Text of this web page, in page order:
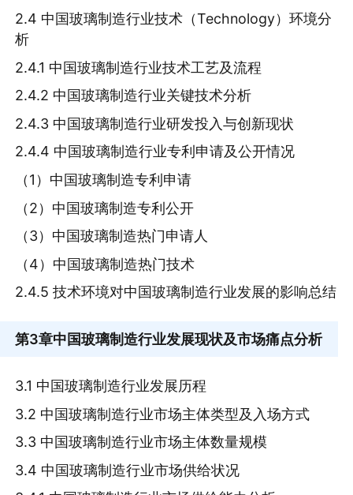
2.4 中国玻璃制造行业技术（Technology）环境分
析
2.4.1 中国玻璃制造行业技术工艺及流程
2.4.2 中国玻璃制造行业关键技术分析
2.4.3 中国玻璃制造行业研发投入与创新现状
2.4.4 中国玻璃制造行业专利申请及公开情况
（1）中国玻璃制造专利申请
（2）中国玻璃制造专利公开
（3）中国玻璃制造热门申请人
（4）中国玻璃制造热门技术
2.4.5 技术环境对中国玻璃制造行业发展的影响总结
第3章中国玻璃制造行业发展现状及市场痛点分析
3.1 中国玻璃制造行业发展历程
3.2 中国玻璃制造行业市场主体类型及入场方式
3.3 中国玻璃制造行业市场主体数量规模
3.4 中国玻璃制造行业市场供给状况